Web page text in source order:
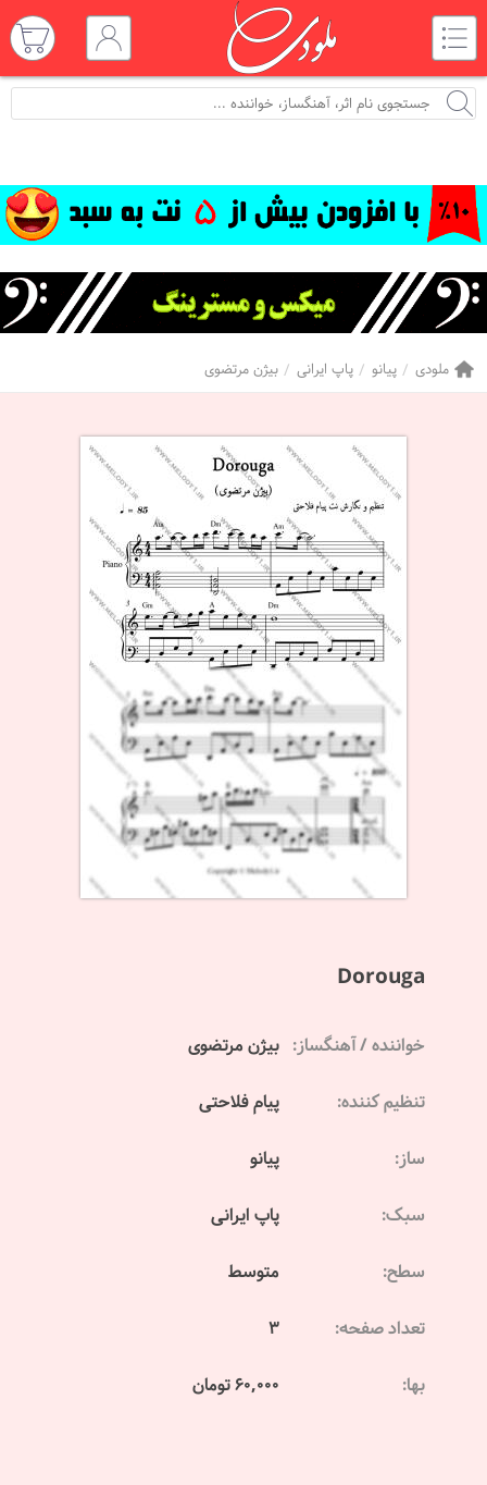
ملودی پیانو پاپ ایرانی بیژن مرتضوی
Dorouga
خواننده / آهنگساز: بیژن مرتضوی
تنظیم کننده: پیام فلاحتی
ساز: پیانو
سبک: پاپ ایرانی
سطح: متوسط
تعداد صفحه: 3
بها: 60,000 تومان